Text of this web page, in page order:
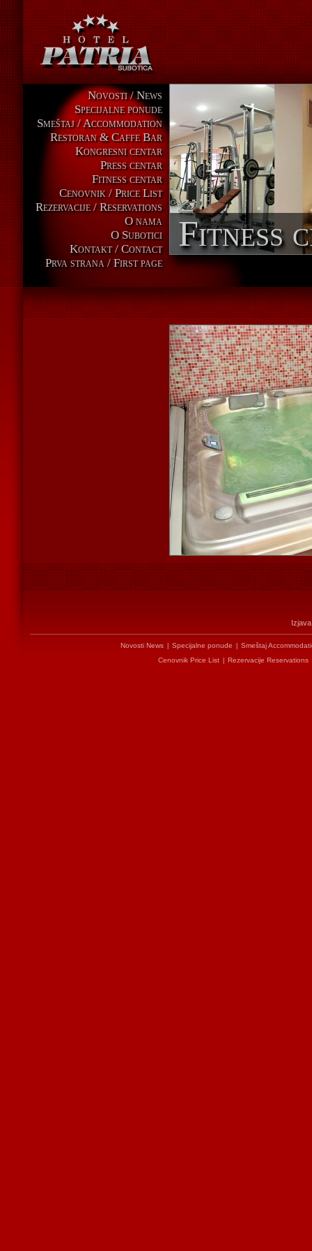
Novosti / News
Specijalne ponude
Smeštaj / Accommodation
Restoran & Caffe Bar
Kongresni centar
Press centar
Fitness centar
Cenovnik / Price List
Rezervacije / Reservations
O nama
O Subotici
Kontakt / Contact
Prva strana / First page
Fitness
Novosti News Specijalne ponude
Smeštaj
Cenovnik Price List
Rezervacije Reservations